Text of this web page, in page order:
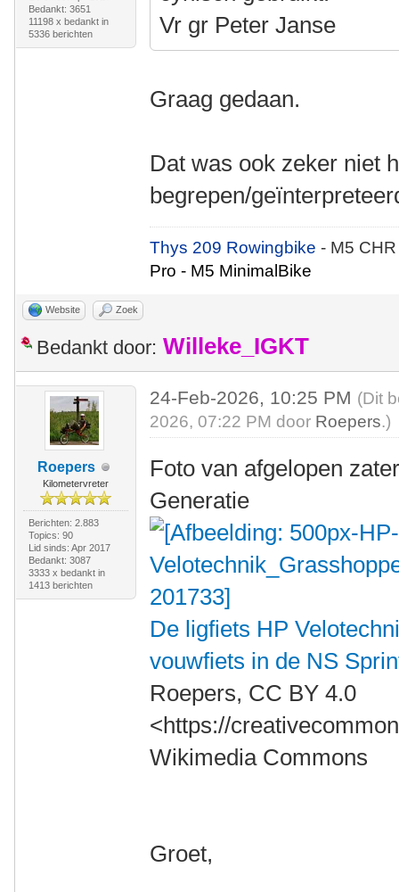
Bedankt: 3651
11198 x bedankt in
5336 berichten
Vr gr Peter Janse
Graag gedaan.
Dat was ook zeker niet
begrepen/
Thys 209 Rowingbike- M5
Pro - M5 MinimalBike
Website Zoek
Bedankt door: Willeke_IGKT
Roepers
Kilometervreter
Berichten: 2.883
Topics: 90
Lid sinds: Apr 2017
Bedankt: 3087
3333 x bedankt in
1413 berichten
24-Feb-2026, 10:25 PM (Dit
2026, 07:22 PM door Roepers.)
Foto van afgelopen
Generatie
De ligfiets HP
vouwfiets in de NS
Roepers, CC BY 4.0
<https://
Wikimedia Commons
Groet,